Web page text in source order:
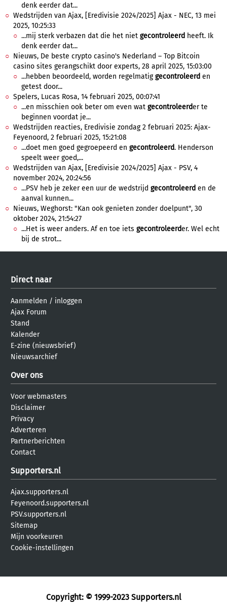
denk eerder dat...
Wedstrijden van Ajax, [Eredivisie 2024/2025] Ajax - NEC, 13 mei
2025, 10:25:33
...mij sterk verbazen dat die het niet gecontroleerd heeft. Ik
denk eerder dat...
Nieuws, De beste crypto casino's Nederland – Top Bitcoin
casino sites gerangschikt door experts, 28 april 2025, 15:03:00
...hebben beoordeeld, worden regelmatiggecontroleerd en
getest door...
Spelers, Lucas Rosa, 14 februari 2025, 00:07:41
...en misschien ook beter om even wat gecontroleerder te
beginnen voordat je...
Wedstrijden reacties, Eredivisie zondag 2 februari 2025: Ajax-
Feyenoord, 2 februari 2025, 15:21:08
...doet men goed gegroepeerd en gecontroleerd. Henderson
speelt weer goed,...
Wedstrijden van Ajax, [Eredivisie 2024/2025] Ajax - PSV, 4
november 2024, 20:24:56
...PSV heb je zeker een uur de wedstrijd gecontroleerd en de
aanval kunnen...
Nieuws, Weghorst: "Kan ook genieten zonder doelpunt", 30
oktober 2024, 21:54:27
...Het is weer anders. Af en toe iets gecontroleerder. Wel echt
bij de strot...
Direct naar
Aanmelden / inloggen
Ajax Forum
Stand
Kalender
E-zine (nieuwsbrief)
Nieuwsarchief
Over ons
Voor webmasters
Disclaimer
Privacy
Adverteren
Partnerberichten
Contact
Supporters.nl
Ajax.supporters.nl
Feyenoord.supporters.nl
PSV.supporters.nl
Sitemap
Mijn voorkeuren
Cookie-instellingen
Copyright: © 1999-2023 Supporters.nl